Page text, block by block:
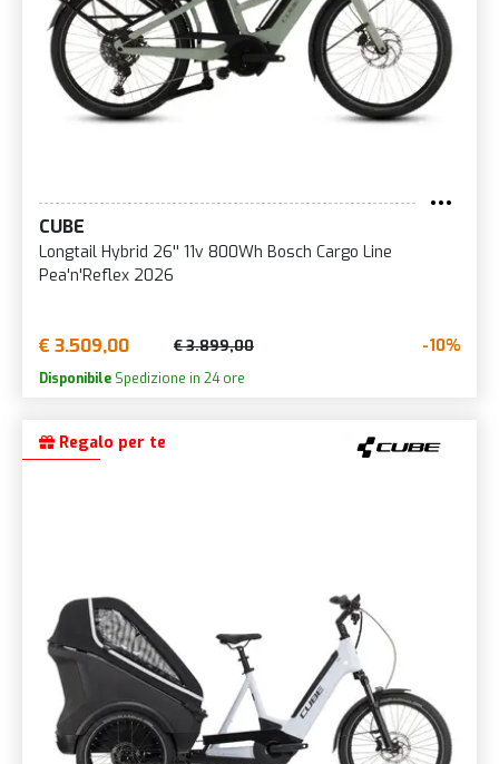
CUBE
Longtail Hybrid 26'' 11v 800Wh Bosch Cargo Line
Pea'n'Reflex 2026
€ 3.509,00 € 3.899,00 -10%
Disponibile Spedizione in 24 ore
Regalo per te